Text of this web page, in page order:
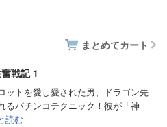
まとめてカート
戦記 1
ットを愛し愛された男、ドラゴン先
るパチンコテクニック！彼が「神
読む